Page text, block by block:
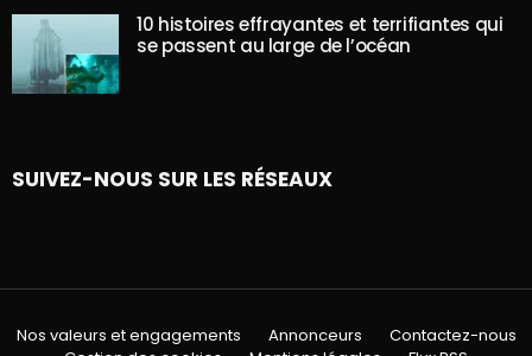
10 histoires effrayantes et terrifiantes qui
se passent au large de l’océan
SUIVEZ-NOUS SUR LES RÉSEAUX
Nos valeurs et engagements Annonceurs
Contactez-nous